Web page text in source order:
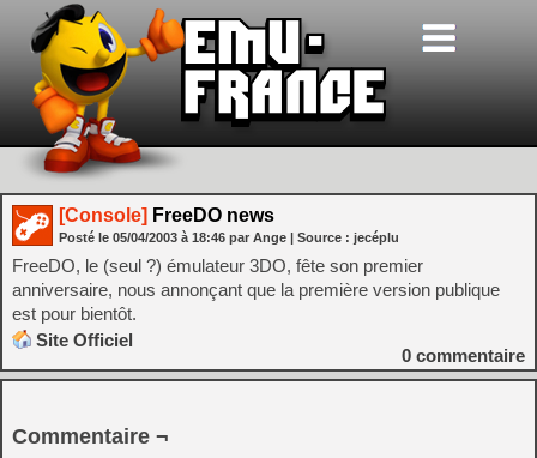
[Console] FreeDO news
Posté le 05/04/2003 à 18:46 par Ange | Source : jecéplu
FreeDO, le (seul ?) émulateur 3DO, fête son premier
anniversaire, nous annonçant que la première version publique
est pour bientôt.
Site Officiel
0 commentaire
Commentaire ¬